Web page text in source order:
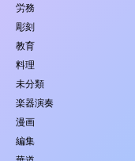
労務
彫刻
教育
料理
未分類
楽器演奏
漫画
編集